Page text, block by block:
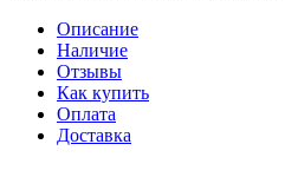
Описание
Наличие
Отзывы
Как купить
Оплата
Доставка